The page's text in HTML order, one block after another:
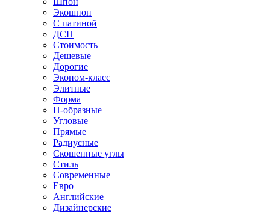
Экошпон
С патиной
ДСП
Стоимость
Дешевые
Дорогие
Эконом-класс
Элитные
Форма
П-образные
Угловые
Прямые
Радиусные
Скошенные углы
Стиль
Современные
Евро
Английские
Дизайнерские